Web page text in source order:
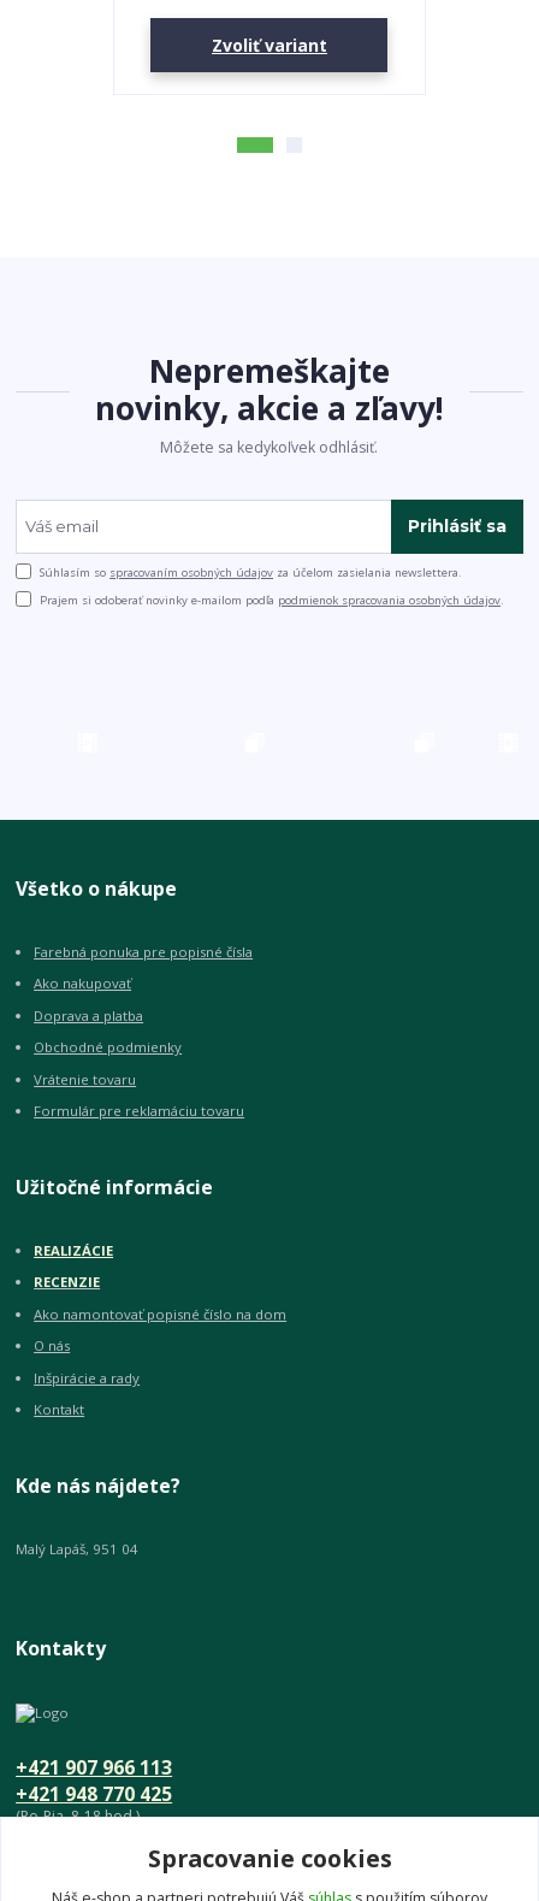
Zvoliť variant
Nepremeškajte
novinky, akcie a zľavy!
Môžete sa kedykoľvek odhlásiť.
Prihlásiť sa
Súhlasím so spracovaním osobných údajov za účelom zasielania newslettera.
Prajem si odoberať novinky e-mailom podľa podmienok spracovania osobných údajov.
Všetko o nákupe
Farebná ponuka pre popisné čísla
Ako nakupovať
Doprava a platba
Obchodné podmienky
Vrátenie tovaru
Formulár pre reklamáciu tovaru
Užitočné informácie
REALIZÁCIE
RECENZIE
Ako namontovať popisné číslo na dom
O nás
Inšpirácie a rady
Kontakt
Kde nás nájdete?
Malý Lapáš, 951 04
Kontakty
+421 948 770 425
+421 907 966 113
(Po-Pia, 8-18 hod.)
info@umeniedomova.skSpracovanie cookies